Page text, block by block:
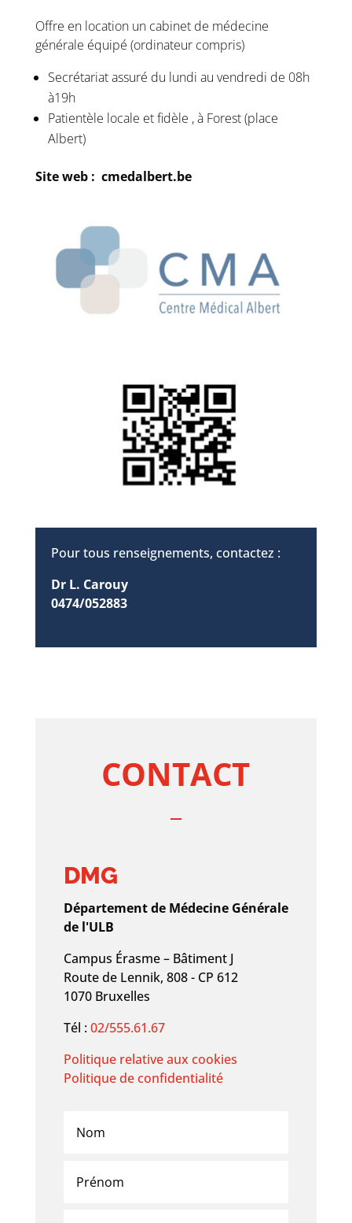
Offre en location un cabinet de médecine
générale équipé (ordinateur compris)
Secrétariat assuré du lundi au vendredi de 08h
à19h
Patientèle locale et fidèle , à Forest (place
Albert)
Site web : cmedalbert.be
Pour tous renseignements, contactez :
Dr L. Carouy
0474/052883
CONTACT
DMG
Département de Médecine Générale
de l'ULB
Campus Érasme – Bâtiment J
Route de Lennik, 808 - CP 612
1070 Bruxelles
Tél :02/555.61.67
Politique relative aux cookies
Politique de confidentialité